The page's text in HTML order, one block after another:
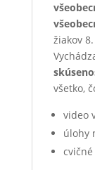
žiakov
všetko,
video
úlohy